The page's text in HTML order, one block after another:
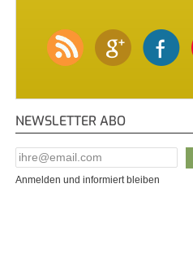
NEWSLETTER ABO
E-Mail Addresse*
Anmelden und informiert bleiben